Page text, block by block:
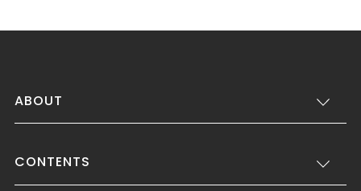
ABOUT
CONTENTS